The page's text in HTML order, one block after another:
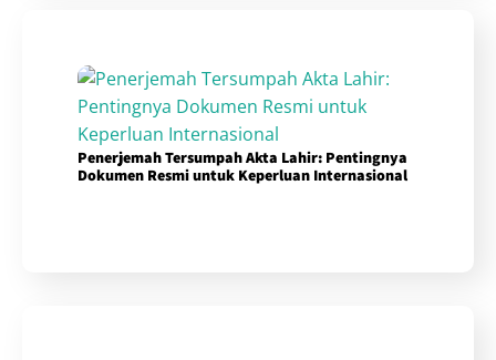
Penerjemah Tersumpah Akta Lahir: Pentingnya
Dokumen Resmi untuk Keperluan Internasional